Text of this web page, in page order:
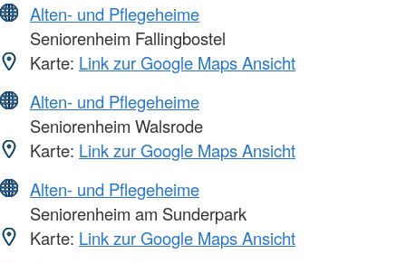
Alten- und Pflegeheime
Seniorenheim Fallingbostel
Karte: Link zur Google Maps Ansicht
Alten- und Pflegeheime
Seniorenheim Walsrode
Karte: Link zur Google Maps Ansicht
Alten- und Pflegeheime
Seniorenheim am Sunderpark
Karte: Link zur Google Maps Ansicht